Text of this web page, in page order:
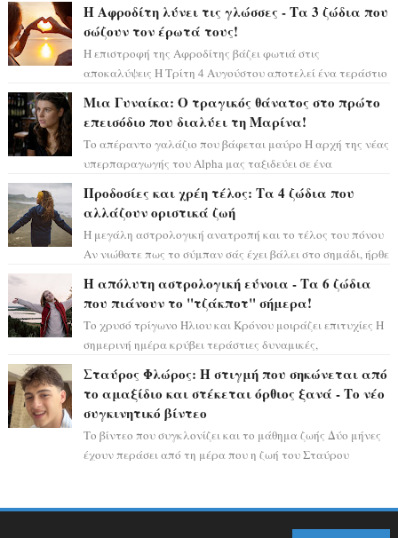
Η Αφροδίτη λύνει τις γλώσσες - Τα 3 ζώδια που
σώζουν τον έρωτά τους!
Η επιστροφή της Αφροδίτης βάζει φωτιά στις
αποκαλύψεις Η Τρίτη 4 Αυγούστου αποτελεί ένα τεράστιο
Μια Γυναίκα: Ο τραγικός θάνατος στο πρώτο
επεισόδιο που διαλύει τη Μαρίνα!
Το απέραντο γαλάζιο που βάφεται μαύρο Η αρχή της νέας
υπερπαραγωγής του Alpha μας ταξιδεύει σε ένα
Προδοσίες και χρέη τέλος: Τα 4 ζώδια που
αλλάζουν οριστικά ζωή
Η μεγάλη αστρολογική ανατροπή και το τέλος του πόνου
Αν νιώθατε πως το σύμπαν σάς έχει βάλει στο σημάδι, ήρθε
Η απόλυτη αστρολογική εύνοια - Τα 6 ζώδια
που πιάνουν το "τζάκποτ" σήμερα!
Το χρυσό τρίγωνο Ήλιου και Κρόνου μοιράζει επιτυχίες Η
σημερινή ημέρα κρύβει τεράστιες δυναμικές,
Σταύρος Φλώρος: Η στιγμή που σηκώνεται από
το αμαξίδιο και στέκεται όρθιος ξανά - Το νέο
συγκινητικό βίντεο
Το βίντεο που συγκλονίζει και το μάθημα ζωής Δύο μήνες
έχουν περάσει από τη μέρα που η ζωή του Σταύρου